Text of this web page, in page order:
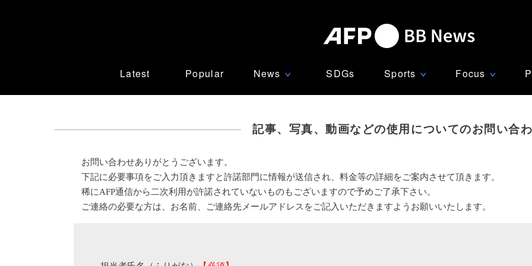
Latest Popular News ∨ SDGs Sports ∨ Focus ∨
記事、写真、動画などの使用についてのお問い合
お問い合わせありがとうございます。
下記に必要事項をご入力頂きますと許諾部門に情報が送信され、料金等の詳細をご案内させて頂きます。
稀にAFP通信から二次利用が許諾されていないものもございますので予めご了承下さい。
ご連絡の必要な方は、お名前、ご連絡先メールアドレスをご記入いただきますようお願いいたします。